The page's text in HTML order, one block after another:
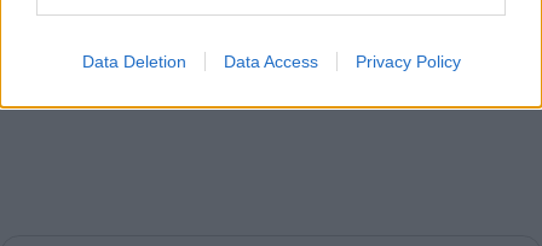
Data Deletion Data Access Privacy Policy
ΙΕΚ ΑΛΦΑ Θεσσαλονίκης:Βαλαωρίτου 9, 2310
552406